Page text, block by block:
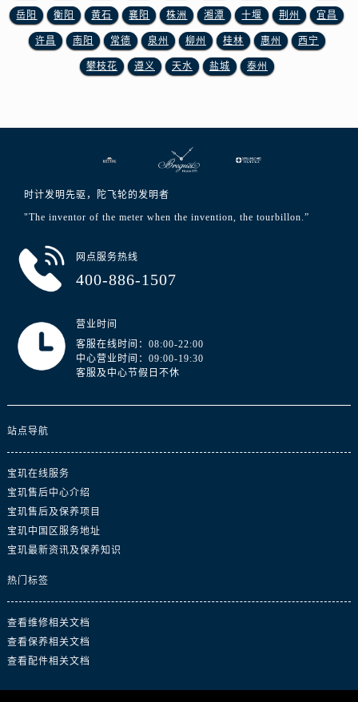
澳门特别行政区嘉模堂区官也街宝玑售后服务中心（需提前预约）
澳门省路氹城市金光大道宝玑售后服务中心（需提前预约）
岳阳 衡阳 黄石 襄阳 株洲 湘潭 十堰 荆州 宜昌
许昌 南阳 常德 泉州 柳州 桂林 惠州 西宁
攀枝花 遵义 天水 盐城 泰州
时计发明先驱，陀飞轮的发明者
"The inventor of the meter when the invention, the tourbillon.”
网点服务热线
400-886-1507
营业时间
客服在线时间：08:00-22:00
中心营业时间：09:00-19:30
客服及中心节假日不休
站点导航
宝玑在线服务
宝玑售后中心介绍
宝玑售后及保养项目
宝玑中国区服务地址
宝玑最新资讯及保养知识
热门标签
查看维修相关文档
查看保养相关文档
查看配件相关文档